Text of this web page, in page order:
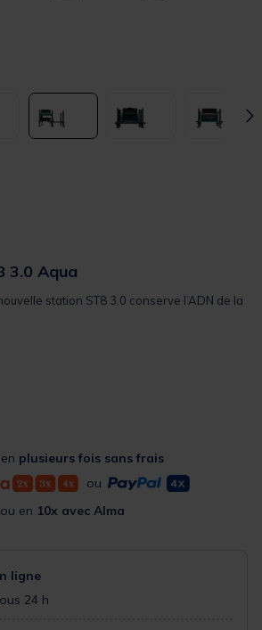
3.0 Aqua
station ST8 3.0 conserve l’ADN de la
plusieurs fois sans frais
ou
ou en 10x avec Alma
ligne
24 h